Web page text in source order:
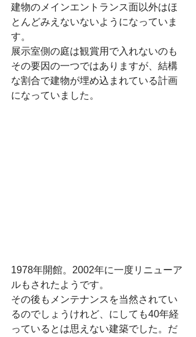
建物のメインエントランス面以外はほ
とんどみえないないようになっていま
す。
展示室側の庭は観賞用で入れないのも
その要因の一つではありますが、結構
な割合で建物が埋め込まれている計画
になっていました。
1978年開館。2002年に一度リニューア
ルもされたようです。
その後もメンテナンスを当然されてい
るのでしょうけれど、にしても40年経
っているとは思えない建築でした。だ